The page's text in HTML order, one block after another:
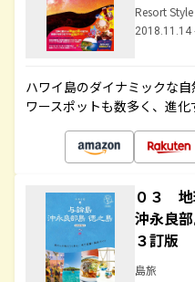
Resort Style
2018.11.14
ハワイ島のダイナミックな
ワースポットも数多く、進
０３
沖永良
３訂版
島旅